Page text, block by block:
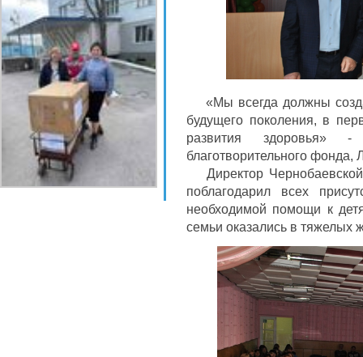
«Мы всегда должны
будущего поколения, в
развития здоровья» -
благотворительного фонда,
Директор
поблагодарил всех
необходимой помощи к
семьи оказались в тяжелых